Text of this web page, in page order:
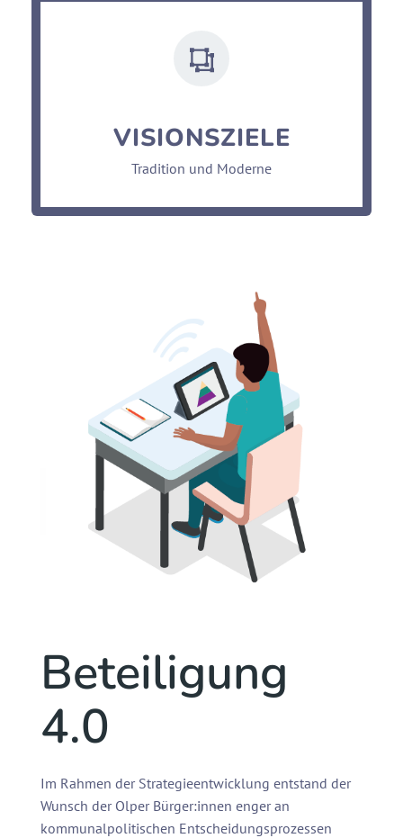
VISIONSZIELE
Tradition und Moderne
Beteiligung
4.0
Im Rahmen der Strategieentwicklung entstand der
Wunsch der Olper Bürger:innen enger an
kommunalpolitischen Entscheidungsprozessen